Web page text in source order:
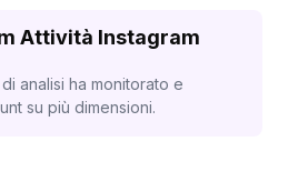
Attività Instagram
analisi ha monitorato e
su più dimensioni.